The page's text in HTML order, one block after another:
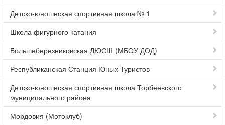
Детско-юношеская спортивная школа № 1
Школа фигурного катания
Большеберезниковская ДЮСШ (МБОУ ДОД)
Республиканская Станция Юных Туристов
Детско-юношеская спортивная школа Торбеевского
муниципального района
Мордовия (Мотоклуб)